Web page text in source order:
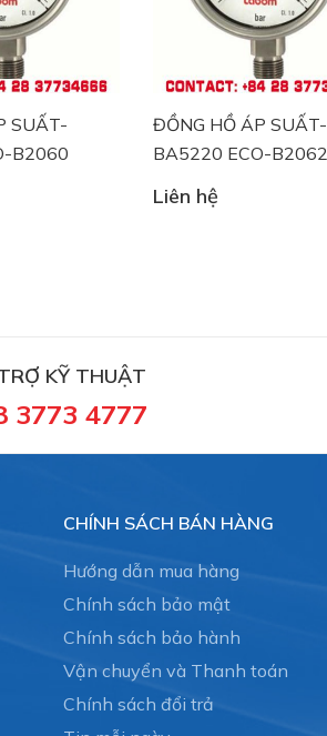
SUẤT-
B2060
ĐỒNG HỒ ÁP SUẤT-
BA5220 ECO-B2062
Liên hệ
KỸ THUẬT
3773 4777
CHÍNH SÁCH BÁN HÀNG
Hướng dẫn mua hàng
Chính sách bảo mật
Chính sách bảo hành
Vận chuyển và Thanh toán
Chính sách đổi trả